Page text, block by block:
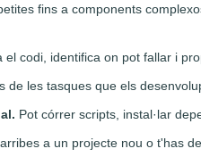
fins a components
el codi, identifica on pot fallar i
de les tasques que els
Pot córrer scripts, instal·lar
a un projecte nou o t'has